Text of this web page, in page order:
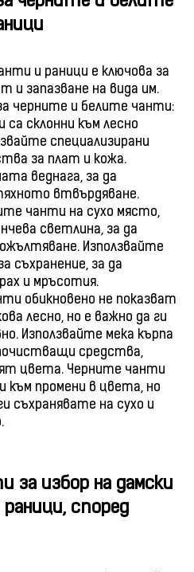
и раници е ключова за
и запазване на вида им.
черните и белите чанти:
са склонни към лесно
специализирани
за плат и кожа.
веднага, за да
втвърдяване.
чанти на сухо място,
светлина, за да
Използвайте
съхранение, за да
и мръсотия.
обикновено не показват
лесно, но е важно да ги
Използвайте мека кърпа
средства,
цвета. Черните чанти
към промени в цвета, но
съхранявате на сухо и
за избор на дамски
според